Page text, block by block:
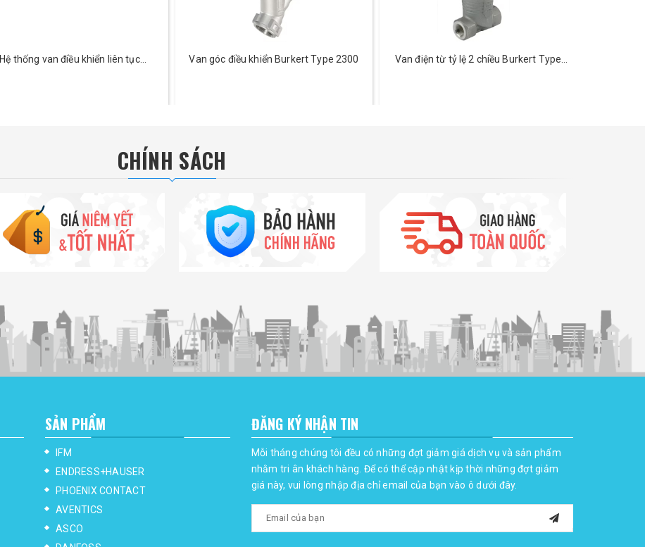
Hệ thống van điều khiển liên tục
Van góc điều khiển Burkert Type 2300
Van điện từ tỷ lệ 2 chiều Burkert Type
CHÍNH SÁCH
SẢN PHẨM
IFM
ENDRESS+HAUSER
PHOENIX CONTACT
AVENTICS
ASCO
ĐĂNG KÝ NHẬN TIN
Mỗi tháng chúng tôi đều có những đợt giảm giá dịch vụ và sản phẩm
nhằm tri ân khách hàng. Để có thể cập nhật kịp thời những đợt giảm
giá này, vui lòng nhập địa chỉ email của bạn vào ô dưới đây.